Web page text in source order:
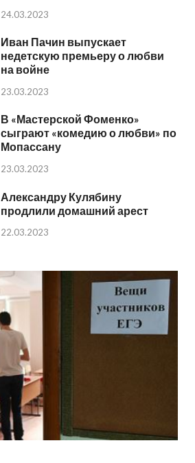
24.03.2023
Иван Пачин выпускает
недетскую премьеру о любви
на войне
23.03.2023
В «Мастерской Фоменко»
сыграют «комедию о любви» по
Мопассану
23.03.2023
Александру Кулябину
продлили домашний арест
22.03.2023